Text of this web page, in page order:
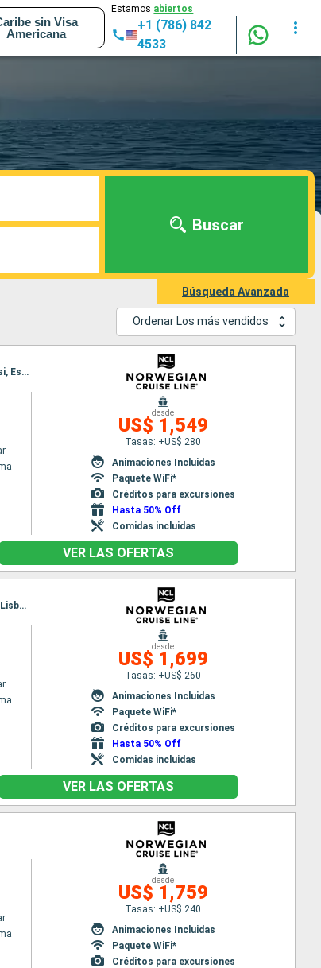
sin Visa
Americana
Estamos abiertos
+1 (786) 842
4533
Buscar
Búsqueda Avanzada
Ordenar Los más vendidos
Itinerario : Civitavecchia - Roma, Livorno, Salerno, Catania, Heraklion, Mykonos, El Pireo Atenas, Kusadasi, Estambul
desde
US$ 1,549
Tasas: +US$ 280
Animaciones Incluidas
Paquete WiFi*
Créditos para excursiones
Hasta 50% Off
Comidas incluidas
VER LAS OFERTAS
Itinerario : Civitavecchia - Roma, Livorno, Villefranche, Marsella, Barcelona, Ibiza, Alicante, Motril, Cadiz, Lisboa
desde
US$ 1,699
Tasas: +US$ 260
Animaciones Incluidas
Paquete WiFi*
Créditos para excursiones
Hasta 50% Off
Comidas incluidas
VER LAS OFERTAS
desde
US$ 1,759
Tasas: +US$ 240
Animaciones Incluidas
Paquete WiFi*
Créditos para excursiones